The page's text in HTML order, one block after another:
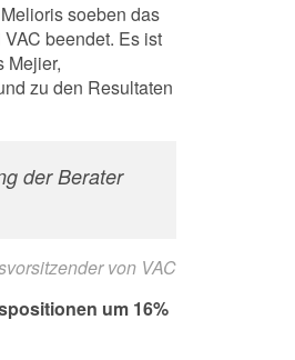
soeben das
beendet. Es ist
Mejier,
zu den Resultaten
der Berater
von VAC
um 16%